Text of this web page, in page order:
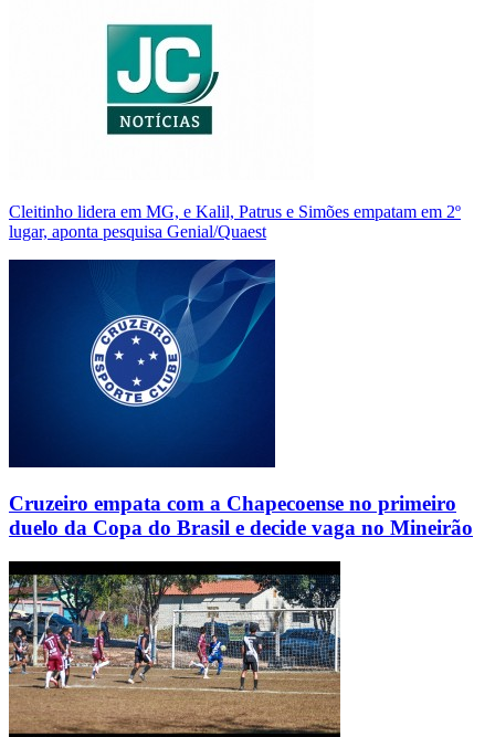
Cleitinho lidera em MG, e Kalil, Patrus e Simões empatam em 2º
lugar, aponta pesquisa Genial/Quaest
Cruzeiro empata com a Chapecoense no primeiro
duelo da Copa do Brasil e decide vaga no Mineirão